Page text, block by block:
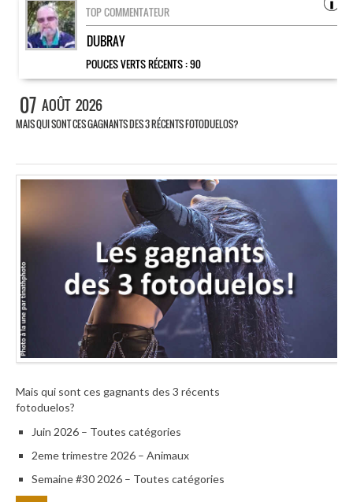
TOP COMMENTATEUR
DUBRAY
POUCES VERTS RÉCENTS :90
07 AOÛT 2026
MAIS QUI SONT CES GAGNANTS DES 3 RÉCENTS FOTODUELOS?
Mais qui sont ces gagnants des 3 récents
fotoduelos?
Juin 2026 – Toutes catégories
2eme trimestre 2026 – Animaux
Semaine #30 2026 – Toutes catégories